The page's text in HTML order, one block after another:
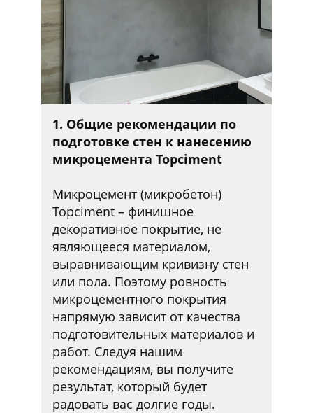
1. Общие рекомендации по
подготовке стен к нанесению
микроцемента Topciment
Микроцемент (микробетон)
Topciment – финишное
декоративное покрытие, не
являющееся материалом,
выравнивающим кривизну стен
или пола. Поэтому ровность
микроцементного покрытия
напрямую зависит от качества
подготовительных материалов и
работ. Следуя нашим
рекомендациям, вы получите
результат, который будет
радовать вас долгие годы.